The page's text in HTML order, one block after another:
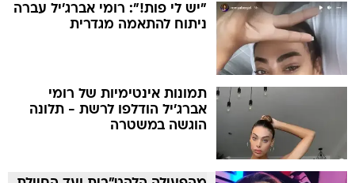
"יש לי פות!": רומי אברג'יל עברה
ניתוח להתאמה מגדרית
תמונות אינטימיות של רומי
אברג'יל הודלפו לרשת - תלונה
הוגשה במשטרה